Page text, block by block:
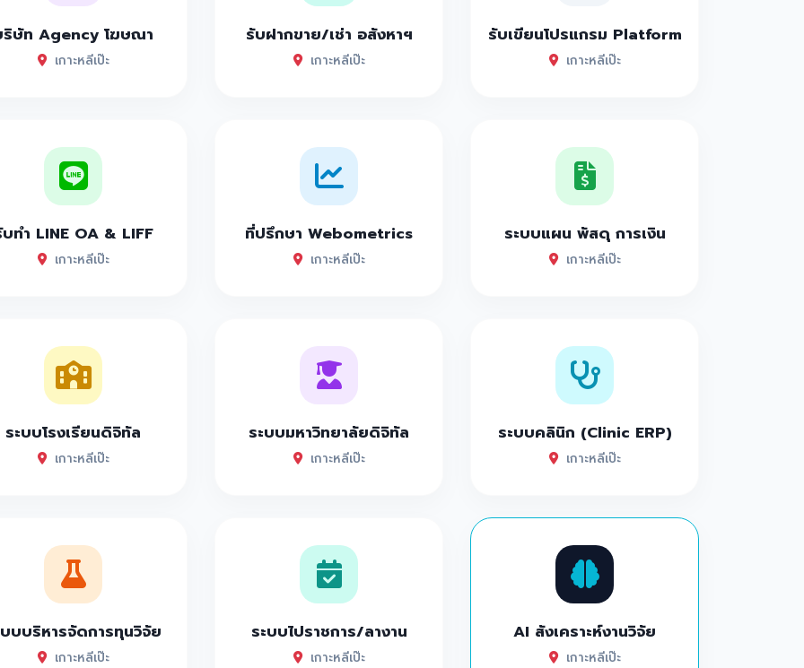
ษัท Agency โฆษณา
เกาะหลีเป๊ะ
รับฝากขาย/เช่า อสังหาฯ
เกาะหลีเป๊ะ
รับเขียนโปรแกรม Platform
เกาะหลีเป๊ะ
ทำ LINE OA & LIFF
เกาะหลีเป๊ะ
ที่ปรึกษา Webometrics
เกาะหลีเป๊ะ
ระบบแผน พัสดุ การเงิน
เกาะหลีเป๊ะ
ระบบโรงเรียนดิจิทัล
เกาะหลีเป๊ะ
ระบบมหาวิทยาลัยดิจิทัล
เกาะหลีเป๊ะ
ระบบคลินิก (Clinic ERP)
เกาะหลีเป๊ะ
บบบริหารจัดการทุนวิจัย
เกาะหลีเป๊ะ
ระบบไปราชการ/ลางาน
เกาะหลีเป๊ะ
AI สังเคราะห์งานวิจัย
เกาะหลีเป๊ะ